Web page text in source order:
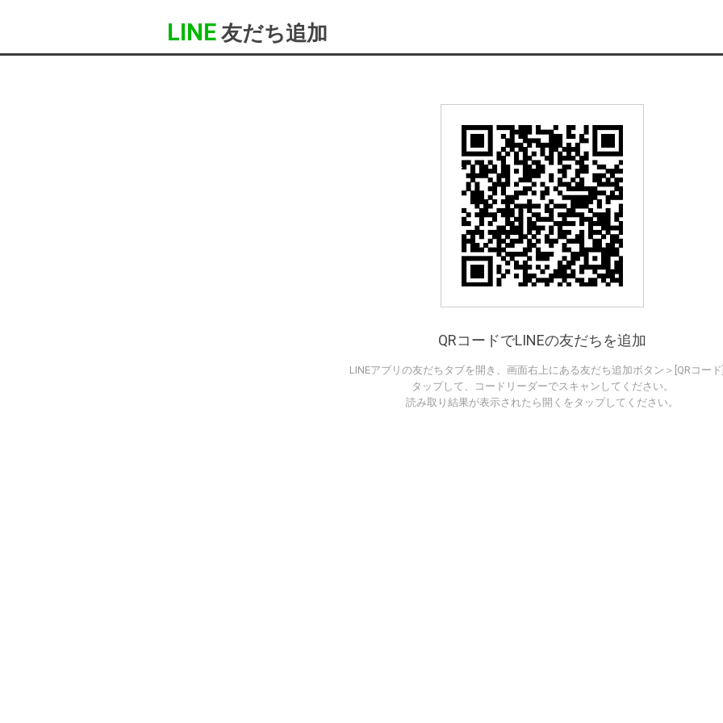
LINE 友だち追加
QRコードでLINEの友だちを追加
LINEアプリの友だちタブを開き、画面右上にある友だち追加ボタン＞[QRコー
タップして、コードリーダーでスキャンしてください。
読み取り結果が表示されたら開くをタップしてください。